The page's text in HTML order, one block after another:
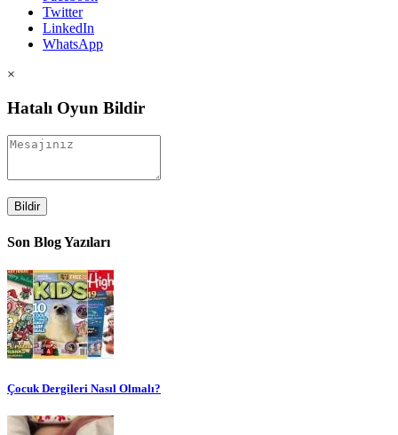
Twitter
LinkedIn
WhatsApp
×
Hatalı Oyun Bildir
Bildir
Son Blog Yazıları
Çocuk Dergileri Nasıl Olmalı?